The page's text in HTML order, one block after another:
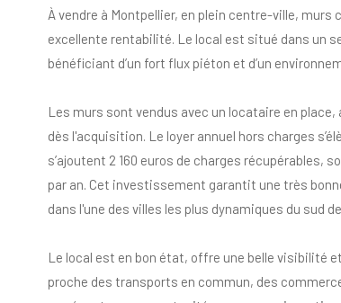
À vendre à Montpellier, en plein centre-ville,
excellente rentabilité. Le local est situé dans un
bénéficiant d’un fort flux piéton et d’un
Les murs sont vendus avec un locataire en
dès l'acquisition. Le loyer annuel hors charges
s’ajoutent 2 160 euros de charges récupérables,
par an. Cet investissement garantit une très
dans l'une des villes les plus dynamiques du sud
Le local est en bon état, offre une belle visibilité
proche des transports en commun, des